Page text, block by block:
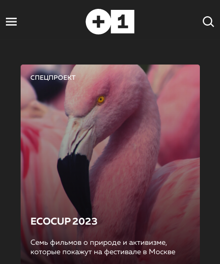
СПЕЦПРОЕКТ
ECOCUP 2023
Семь фильмов о природе и активизме,
которые покажут на фестивале в Москве